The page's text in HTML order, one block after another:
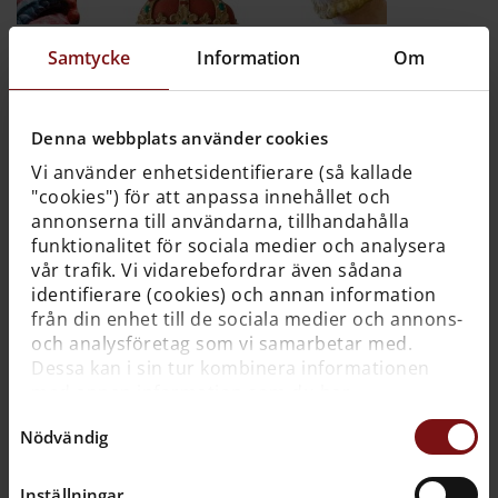
Samtycke Information Om
Denna webbplats använder cookies
Vi använder enhetsidentifierare (så kallade
"cookies") för att anpassa innehållet och
annonserna till användarna, tillhandahålla
funktionalitet för sociala medier och analysera
vår trafik. Vi vidarebefordrar även sådana
identifierare (cookies) och annan information
från din enhet till de sociala medier och annons-
och analysföretag som vi samarbetar med.
Dessa kan i sin tur kombinera informationen
tillhandahållit dem eller som de har samlat in
när du har använt deras tjänster. För mer
Nödvändig
Bok: Vasas skulpturer
Bok: Vasas skulpturer, redaktör Anna Maria
Pris: 250 kronor.